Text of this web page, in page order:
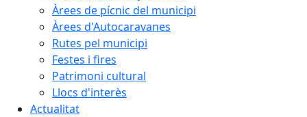
Àrees de pícnic del municipi
Àrees d'Autocaravanes
Rutes pel municipi
Festes i fires
Patrimoni cultural
Llocs d'interès
Actualitat